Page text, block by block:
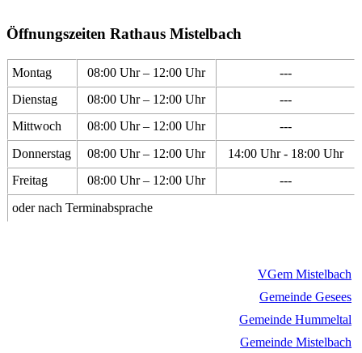
Öffnungszeiten Rathaus Mistelbach
Montag 08:00 Uhr – 12:00 Uhr
---
Dienstag
08:00 Uhr – 12:00 Uhr
---
Mittwoch
08:00 Uhr – 12:00 Uhr
---
Donnerstag
08:00 Uhr – 12:00 Uhr
14:00 Uhr - 18:00 Uhr
Freitag
08:00 Uhr – 12:00 Uhr
---
oder nach Terminabsprache
VGem Mistelbach
Gemeinde Gesees
Gemeinde Hummeltal
Gemeinde Mistelbach